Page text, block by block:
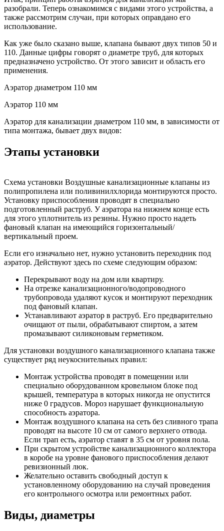
разобрали. Теперь ознакомимся с видами этого устройства, а
также рассмотрим случаи, при которых оправдано его
использование.
Как уже было сказано выше, клапана бывают двух типов 50 и
110. Данные цифры говорят о диаметре труб, для которых
предназначено устройство. От этого зависит и область его
применения.
Аэратор диаметром 110 мм
Аэратор 110 мм
Аэратор для канализации диаметром 110 мм, в зависимости от
типа монтажа, бывает двух видов:
Этапы установки
Схема установки Воздушные канализационные клапаны из
полипропилена или поливинилхлорида монтируются просто.
Установку приспособления проводят в специально
подготовленный раструб. У аэратора на нижнем конце есть
для этого уплотнитель из резины. Нужно просто надеть
фановый клапан на имеющийся горизонтальный/
вертикальный проем.
Если его изначально нет, нужно установить переходник под
аэратор. Действуют здесь по схеме следующим образом:
Перекрывают воду на дом или квартиру.
На отрезке канализационного/водопроводного
трубопровода удаляют кусок и монтируют переходник
под фановый клапан.
Устанавливают аэратор в раструб. Его предварительно
очищают от пыли, обрабатывают спиртом, а затем
промазывают силиконовым герметиком.
Для установки воздушного канализационного клапана также
существует ряд неукоснительных правил:
Монтаж устройства проводят в помещении или
специально оборудованном кровельном блоке под
крышей, температура в которых никогда не опустится
ниже 0 градусов. Мороз нарушает функциональную
способность аэратора.
Монтаж воздушного клапана на сеть без сливного трапа
проводят на высоте 10 см от самого верхнего отвода.
Если трап есть, аэратор ставят в 35 см от уровня пола.
При скрытом устройстве канализационного коллектора
в коробе на уровне фанового приспособления делают
ревизионный люк.
Желательно оставить свободный доступ к
установленному оборудованию на случай проведения
его контрольного осмотра или ремонтных работ.
Виды, диаметры